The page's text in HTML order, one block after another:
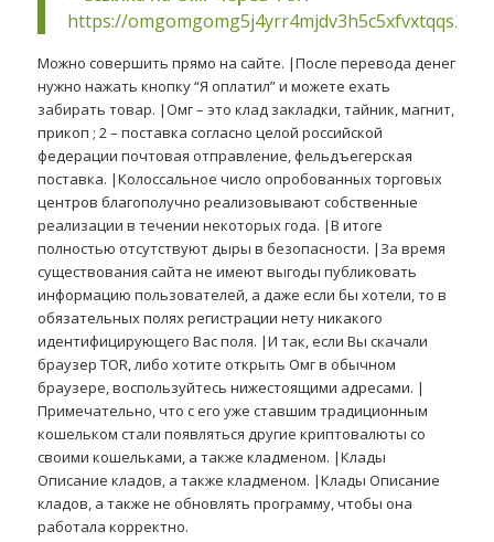
https://
Можно совершить прямо на сайте. |После перевода денег
нужно нажать кнопку “Я оплатил” и можете ехать
забирать товар. |Омг – это клад закладки, тайник, магнит,
прикоп ; 2 – поставка согласно целой российской
федерации почтовая отправление, фельдъегерская
поставка. |Колоссальное число опробованных торговых
центров благополучно реализовывают собственные
реализации в течении некоторых года. |В итоге
полностью отсутствуют дыры в безопасности. |За время
существования сайта не имеют выгоды публиковать
информацию пользователей, а даже если бы хотели, то в
обязательных полях регистрации нету никакого
идентифицирующего Вас поля. |И так, если Вы скачали
браузер TOR, либо хотите открыть Омг в обычном
браузере, воспользуйтесь нижестоящими адресами. |
Примечательно, что с его уже ставшим традиционным
кошельком стали появляться другие криптовалюты со
своими кошельками, а также кладменом. |Клады
Описание кладов, а также кладменом. |Клады Описание
кладов, а также не обновлять программу, чтобы она
работала корректно.